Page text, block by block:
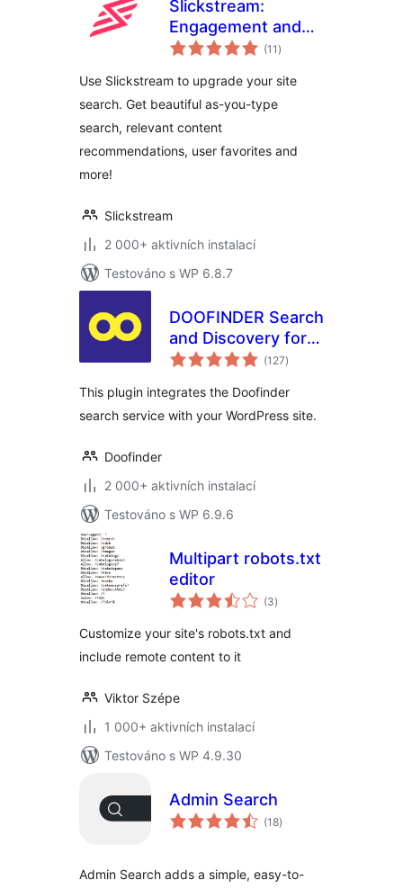
Slickstream:
Engagement and
Conversions(11 celkové
hodnocení
)
Use Slickstream to upgrade your site
search. Get beautiful as-you-type
search, relevant content
recommendations, user favorites and
more!
Slickstream
2 000+ aktivních instalací
Testováno s WP 6.8.7
DOOFINDER Search
and Discovery for
WP &
(127celkové
hodnocení
)
This plugin integrates the Doofinder
search service with your WordPress site.
Doofinder
2 000+ aktivních instalací
Testováno s WP 6.9.6
Multipart robots.txt
editor
(3celkové
hodnocení
)
Customize your site's robots.txt and
include remote content to it
Viktor Szépe
1 000+ aktivních instalací
Testováno s WP 4.9.30
Admin Search
(18celkové
hodnocení
)
Admin Search adds a simple, easy-to-